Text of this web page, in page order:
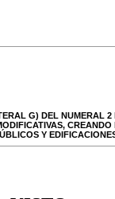
G) DEL NUMERAL
Y